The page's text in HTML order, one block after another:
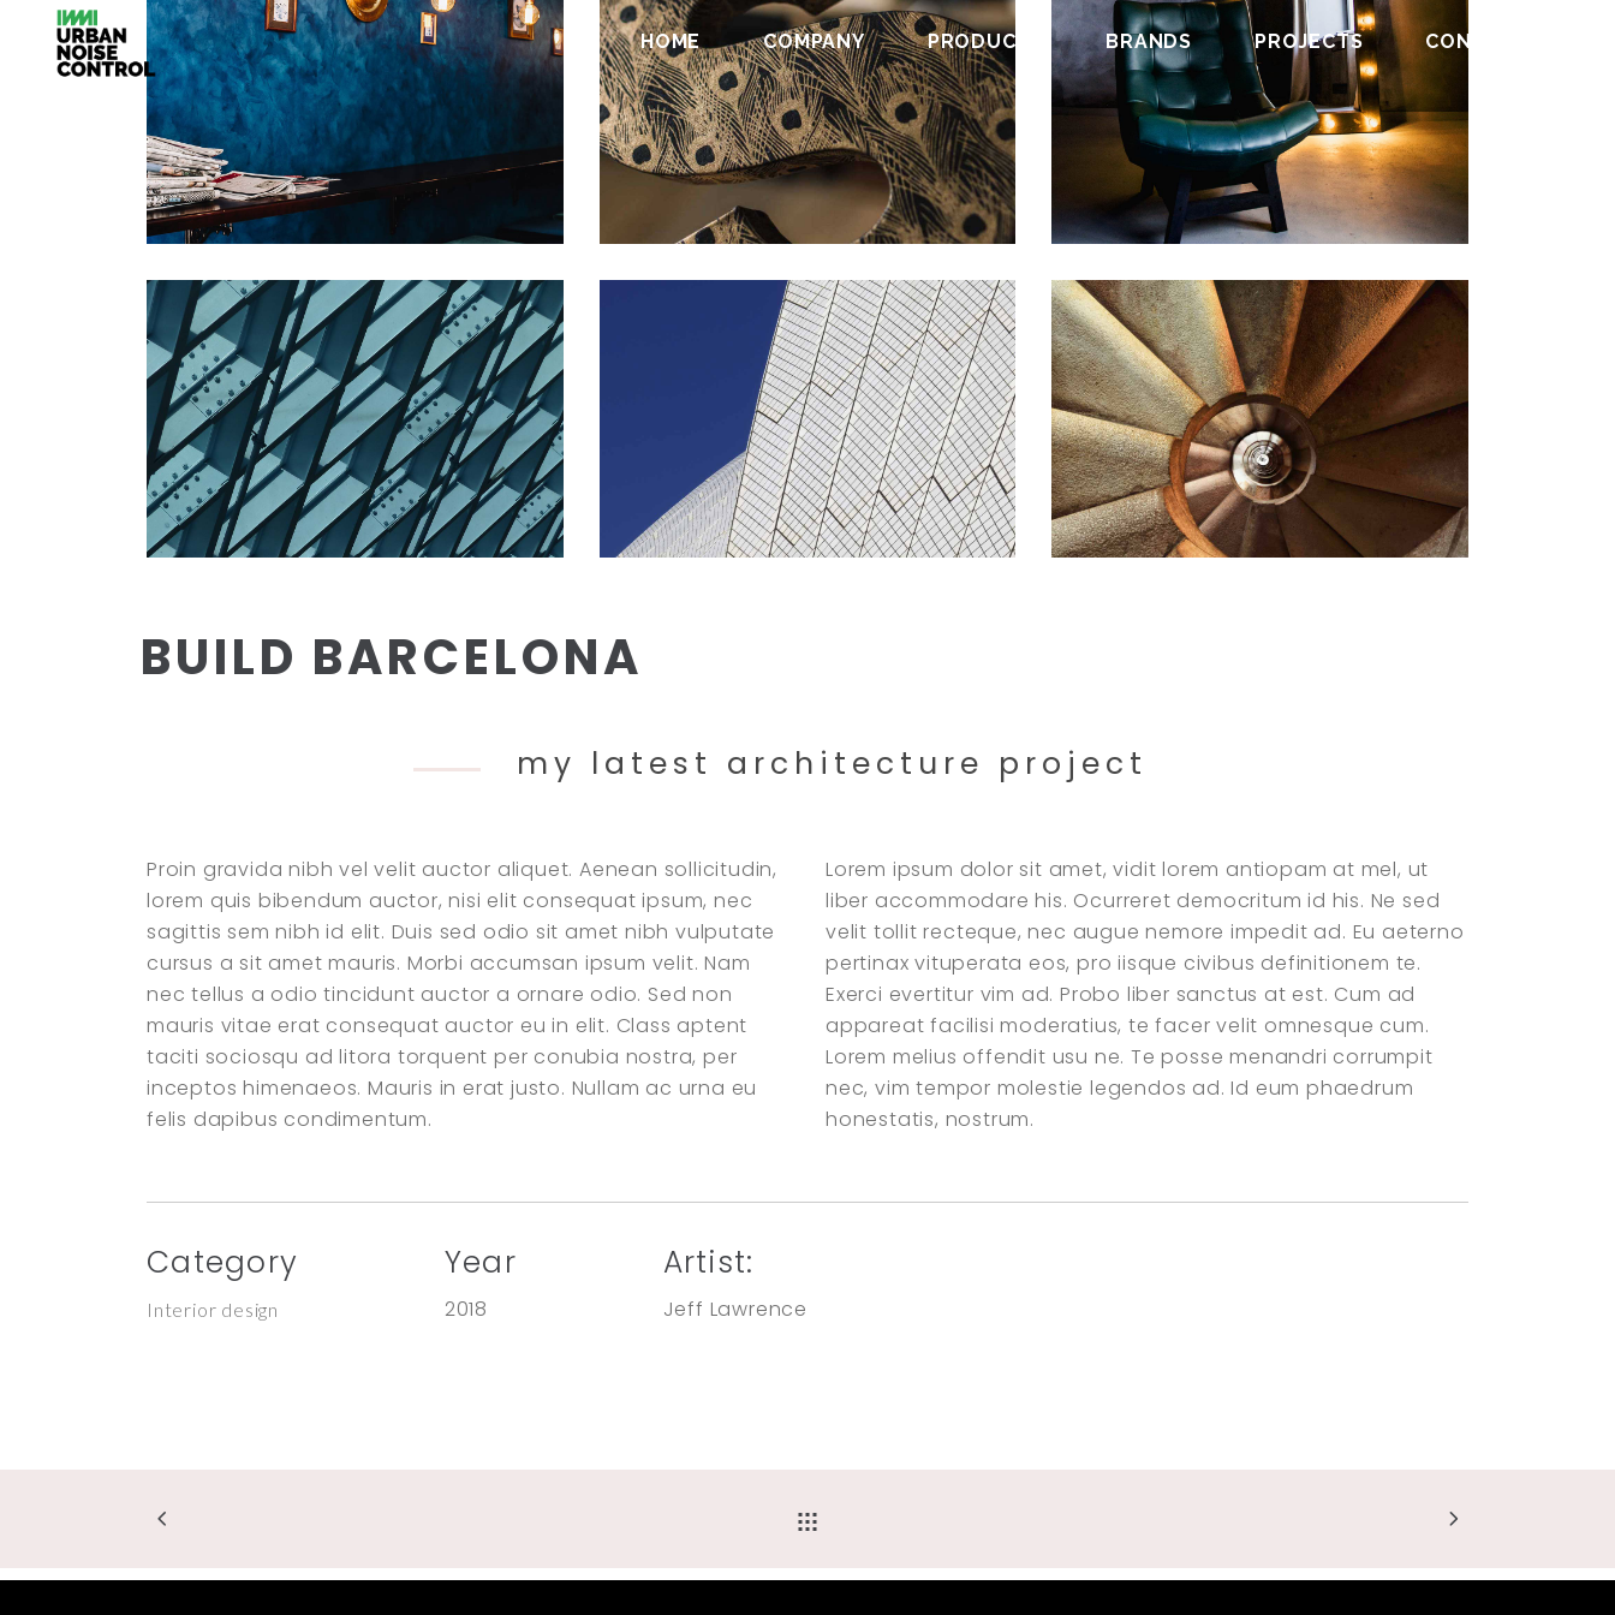
HOME COMPANY PRODUCTS BRANDS PROJECTS CONTACT
BUILD BARCELONA
my latest architecture project
Proin gravida nibh vel velit auctor aliquet. Aenean sollicitudin,
lorem quis bibendum auctor, nisi elit consequat ipsum, nec
sagittis sem nibh id elit. Duis sed odio sit amet nibh vulputate
cursus a sit amet mauris. Morbi accumsan ipsum velit. Nam
nec tellus a odio tincidunt auctor a ornare odio. Sed non
mauris vitae erat consequat auctor eu in elit. Class aptent
taciti sociosqu ad litora torquent per conubia nostra, per
inceptos himenaeos. Mauris in erat justo. Nullam ac urna eu
felis dapibus condimentum.
Lorem ipsum dolor sit amet, vidit lorem antiopam at mel, ut
liber accommodare his. Ocurreret democritum id his. Ne sed
velit tollit recteque, nec augue nemore impedit ad. Eu aeterno
pertinax vituperata eos, pro iisque civibus definitionem te.
Exerci evertitur vim ad. Probo liber sanctus at est. Cum ad
appareat facilisi moderatius, te facer velit omnesque cum.
Lorem melius offendit usu ne. Te posse menandri corrumpit
nec, vim tempor molestie legendos ad. Id eum phaedrum
honestatis, nostrum.
Category
Interior design
Year
2018
Artist:
Jeff Lawrence